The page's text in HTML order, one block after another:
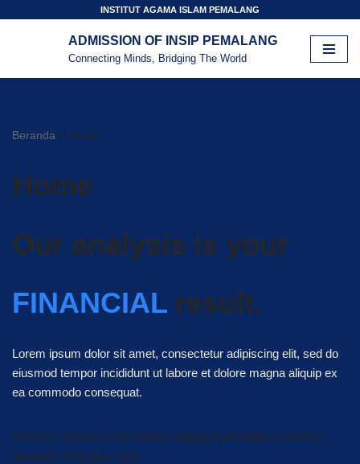
konten
INSTITUT AGAMA ISLAM PEMALANG
ADMISSION OF INSIP PEMALANG
Connecting Minds, Bridging The World
Beranda » Home
Home
Our analysis is your
FINANCIAL result.
Lorem ipsum dolor sit amet, consectetur adipiscing elit, sed do
eiusmod tempor incididunt ut labore et dolore magna aliquip ex
ea commodo consequat.
Aenaen massa, Cum soolis natoque penatibus montes
nascetur ridiculus mus.